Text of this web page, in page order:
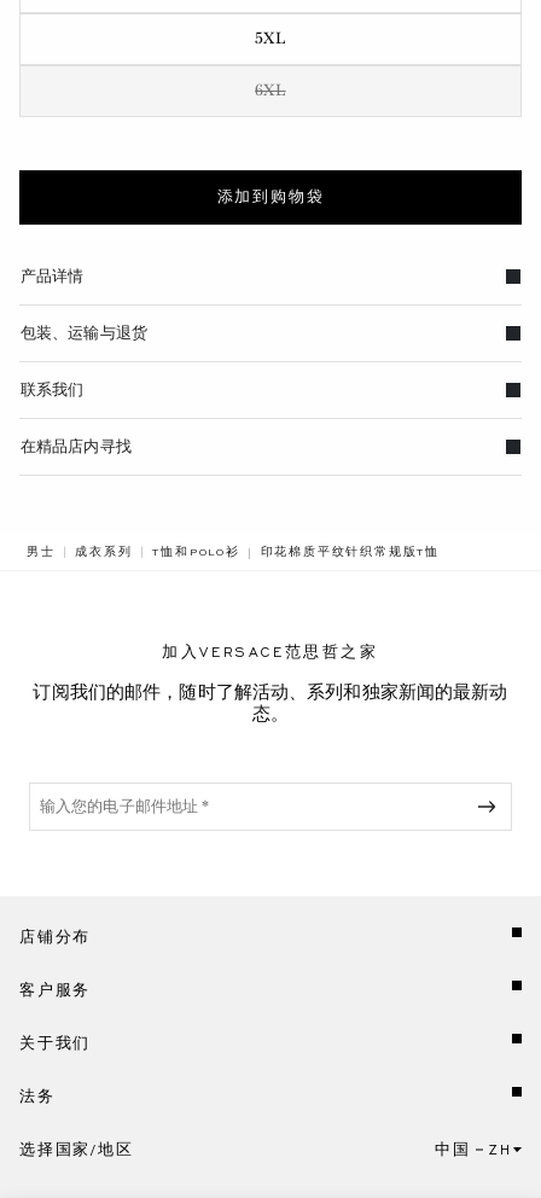
5XL
6XL
添加到购物袋
产品详情
包装、运输与退货
联系我们
在精品店内寻找
男士 成衣系列 T恤和POLO衫 BREADCRUMB.ADA.LABEL.CURRENT
印花棉质平纹针织常规版T恤
加入VERSACE范思哲之家
订阅我们的邮件，随时了解活动、系列和独家新闻的最新动
态。
店铺分布
客户服务
关于我们
法务
点击此处选择国家/地区和语言。
选择国家/地区 中国 ZH